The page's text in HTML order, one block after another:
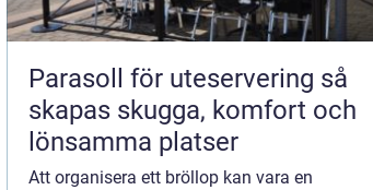
Parasoll för uteservering så
skapas skugga, komfort och
lönsamma platser
Att organisera ett bröllop kan vara en